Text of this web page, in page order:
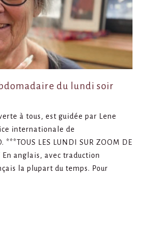
du lundi soir
à tous, est guidée par Lene
internationale de
***TOUS LES LUNDI SUR ZOOM DE
anglais, avec traduction
la plupart du temps. Pour